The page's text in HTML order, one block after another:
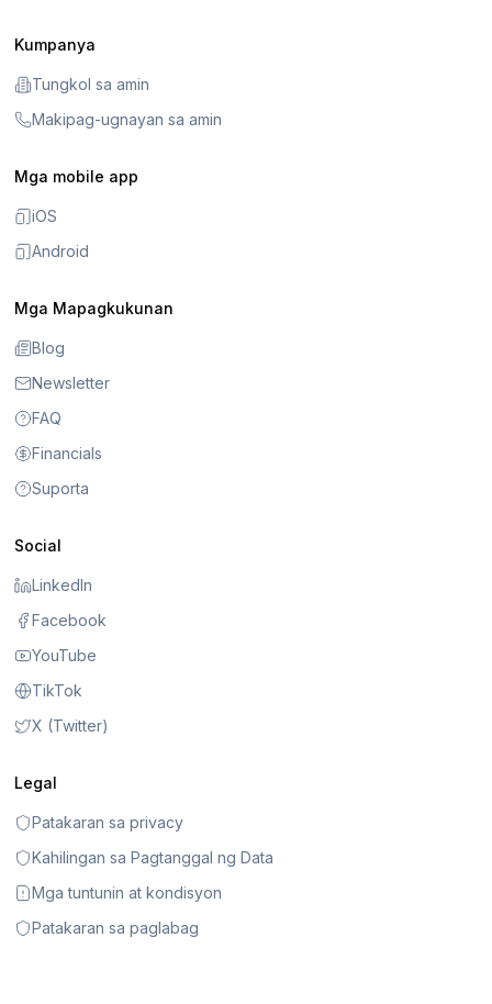
Kumpanya
Tungkol sa amin
Makipag-ugnayan sa amin
Mga mobile app
iOS
Android
Mga Mapagkukunan
Blog
Newsletter
FAQ
Financials
Suporta
Social
LinkedIn
Facebook
YouTube
TikTok
X (Twitter)
Legal
Patakaran sa privacy
Kahilingan sa Pagtanggal ng Data
Mga tuntunin at kondisyon
Patakaran sa paglabag